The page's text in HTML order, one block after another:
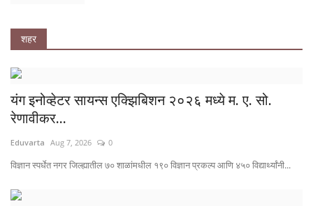
शहर
यंग इनोव्हेटर सायन्स एक्झिबिशन २०२६ मध्ये म. ए. सो.
रेणावीकर...
Eduvarta Aug 7, 2026 0
विज्ञान स्पर्धेत नगर जिल्ह्यातील ७० शाळांमधील १९० विज्ञान प्रकल्प आणि ४५० विद्यार्थ्यांनी...